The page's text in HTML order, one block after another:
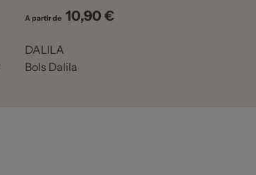
A partir de Prix
10,90 €
DALILA
Bols Dalila